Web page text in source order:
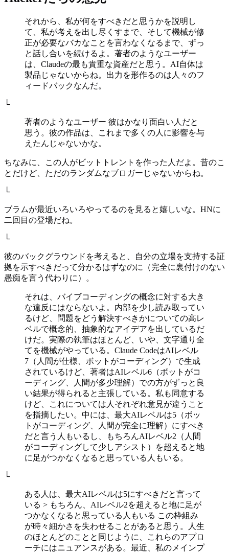
それから、私が何をすべきだと思うかを説明し
て、私が考えを出し尽くすまで、そして機械が修
正が必要なバカなことを言わなくなるまで、ずっ
と話し合いを続けるよ。著者のようなユーザー
は、Claudeの最も貴重な資産だと思う。AI自体は
製品じゃないからね。出力を形作るのは人々のフ
ィードバックなんだ。
└
著者のようなユーザー 彼はかなり面白い人だと
思う。彼の作品は、これまで多くの人に影響を与
えたんじゃないかな。
ちなみに、この人がビットトレントを作った人だよ。昔のこ
とだけど、ただのランダムなブロガーじゃないからね。
└
ブラムが最近いろいろやってるのを見ると嬉しいな。HNに
二回目の登場だね。
└
彼のバックグラウンドを考えると、自分の立場を支持する証
拠を示すべきだって分かるはずなのに（完全に裏付けのない
愚痴を言う代わりに）。
それは、バイブコーディングの概念に対する大き
な違反にはならないよ。内部を少し読み取ってい
るけど、問題をどう解決すべきかについての高レ
ベルで概念的、抽象的なアイデアを出しているだ
けだ。実際の執筆はほとんど、いや、文字通り全
てを機械がやっている。Claude CodeはAIレベル
7（人間が仕様、ボットがコーディング）で生成
されているけど、著者はAIレベル6（ボットがコ
ーディング、人間が多少理解）での方がずっと良
い結果が得られると主張している。私も同意する
けど、これについては人それぞれ意見が違うこと
を指摘したい。中には、最大AIレベルは5（ボッ
トがコーディング、人間が完全に理解）にすべき
だと言う人もいるし、もちろんAIレベル2（人間
がコーディングして少しアシスト）を超えると地
に足がつかなくなると思っている人もいる。
└
ある人は、最大AIレベルは5にすべきだと言って
いる > もちろん、AIレベル2を超えると地に足が
つかなくなると思っている人もいる この枠組み
が時々細かさを失わせることがあると思う。人生
のほとんどのことと同じように、これらのアプロ
ーチにはニュアンスがある。最近、私のメインプ